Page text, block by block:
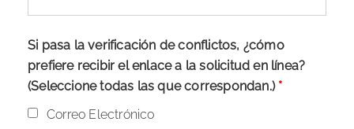
Si pasa la verificación de conflictos, ¿cómo
prefiere recibir el enlace a la solicitud en línea?
(Seleccione todas las que correspondan.) *
Correo Electrónico